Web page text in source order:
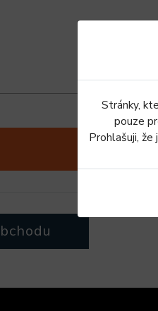
Stránky,
pouze
Prohlašuji,